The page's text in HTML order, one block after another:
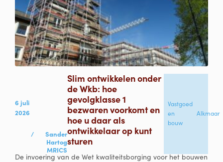
6 juli
2026
/
Sander
Hartog
MRICS
Slim ontwikkelen onder
de Wkb: hoe
gevolgklasse 1
bezwaren voorkomt en
hoe u daar als
ontwikkelaar op kunt
sturen
Vastgoed
en
bouw
Alkmaar
De invoering van de Wet kwaliteitsborging voor het bouwen